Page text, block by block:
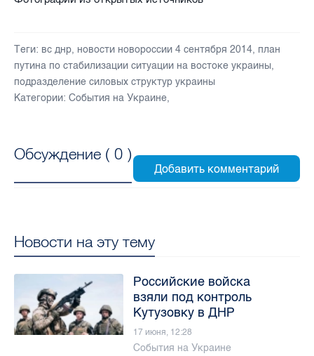
Теги: вс днр, новости новороссии 4 сентября 2014, план
путина по стабилизации ситуации на востоке украины,
подразделение силовых структур украины
Категории: События на Украине,
Обсуждение ( 0 )
Новости на эту тему
Российские войска
взяли под контроль
Кутузовку в ДНР
17 июня, 12:28
События на Украине